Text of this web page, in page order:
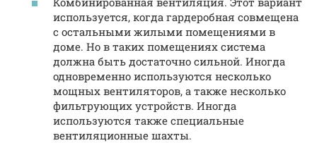
используется, когда гардеробная совмещена
с остальными жилыми помещениями в
доме. Но в таких помещениях система
должна быть достаточно сильной. Иногда
одновременно используются несколько
мощных вентиляторов, а также несколько
фильтрующих устройств. Иногда
используются также специальные
вентиляционные шахты.